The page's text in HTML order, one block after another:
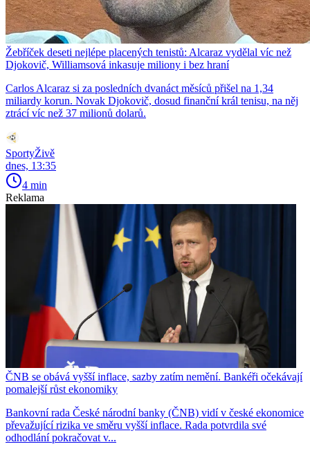
Žebříček deseti nejlépe placených tenistů: Alcaraz vydělal víc než
Djokovič, Williamsová inkasuje miliony i bez hraní
Carlos Alcaraz si za posledních dvanáct měsíců přišel na 1,34
miliardy korun. Novak Djokovič, dosud finanční král tenisu, na něj
ztrácí víc než 37 milionů dolarů.
SportyŽivě
dnes, 13:35
4 min
Reklama
ČNB se obává vyšší inflace, sazby zatím nemění. Bankéři očekávají
pomalejší růst ekonomiky
Bankovní rada České národní banky (ČNB) vidí v české ekonomice
převažující rizika ve směru vyšší inflace. Rada potvrdila své
odhodlání pokračovat v...